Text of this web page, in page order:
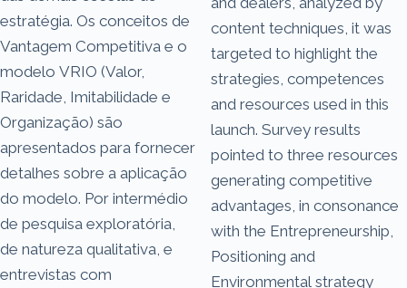
estratégia. Os conceitos de
Vantagem Competitiva e o
modelo VRIO (Valor,
Raridade, Imitabilidade e
Organização) são
apresentados para fornecer
detalhes sobre a aplicação
do modelo. Por intermédio
de pesquisa exploratória,
de natureza qualitativa, e
entrevistas com
content techniques, it was
targeted to highlight the
strategies, competences
and resources used in this
launch. Survey results
pointed to three resources
generating competitive
advantages, in consonance
with the Entrepreneurship,
Positioning and
Environmental strategy